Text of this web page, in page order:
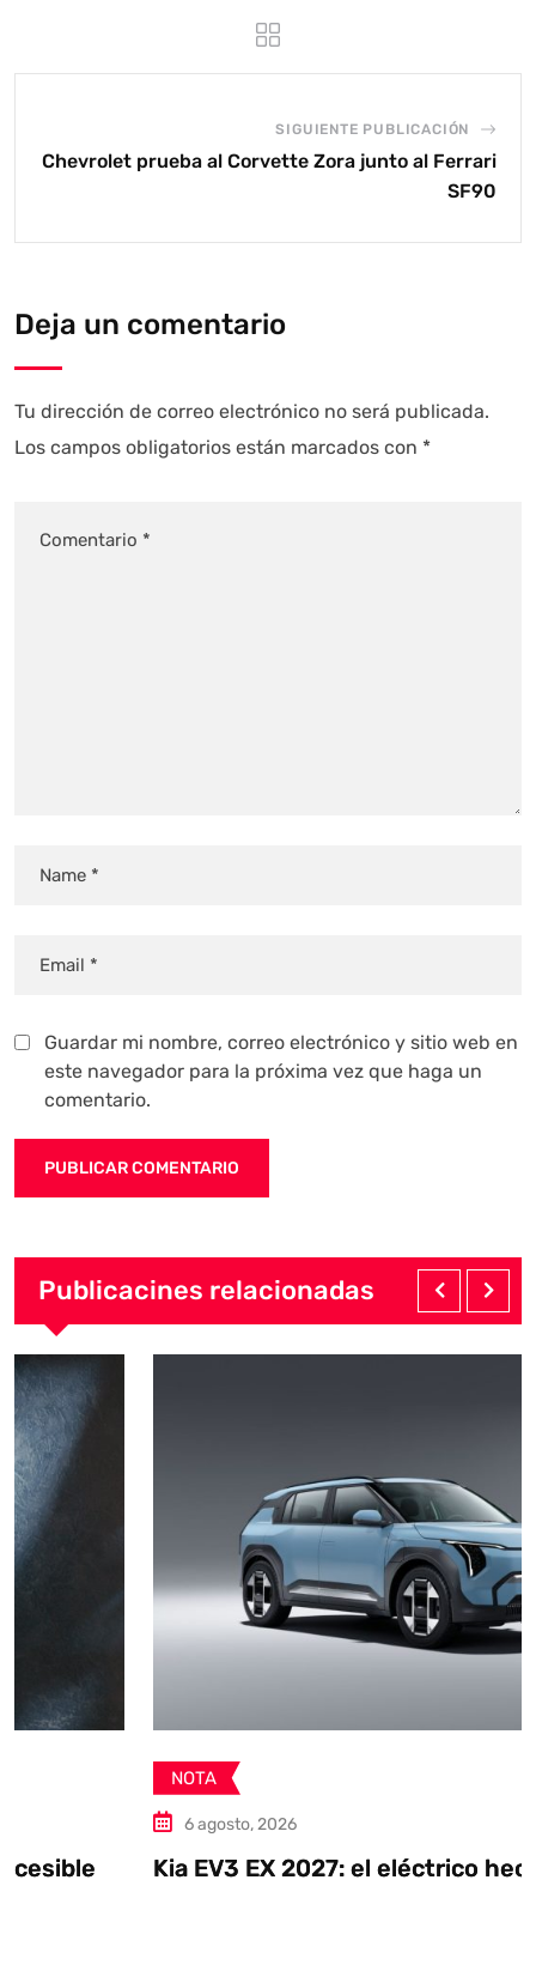
SIGUIENTE PUBLICACIÓN
Chevrolet prueba al Corvette Zora junto al Ferrari
SF90
Deja un comentario
Tu dirección de correo electrónico no será publicada.
Los campos obligatorios están marcados con *
Guardar mi nombre, correo electrónico y sitio web en
este navegador para la próxima vez que haga un
comentario.
Publicacines relacionadas
6 agosto, 2026
Kia EV3 EX 2027: el eléctrico hecho en